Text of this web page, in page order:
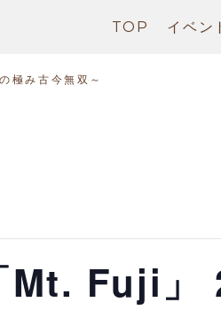
TOP イベン
み古今無双～
Fuji」